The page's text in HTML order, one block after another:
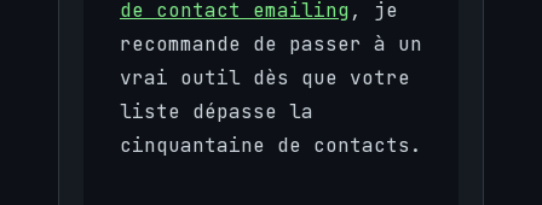
de contact emailing, je
recommande de passer à un
vrai outil dès que votre
liste dépasse la
cinquantaine de contacts.